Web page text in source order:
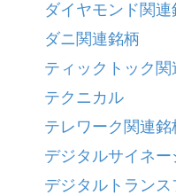
ダイヤモンド関連
ダニ関連銘柄
ティックトック関
テクニカル
テレワーク関連銘
デジタルサイネー
デジタルトラン